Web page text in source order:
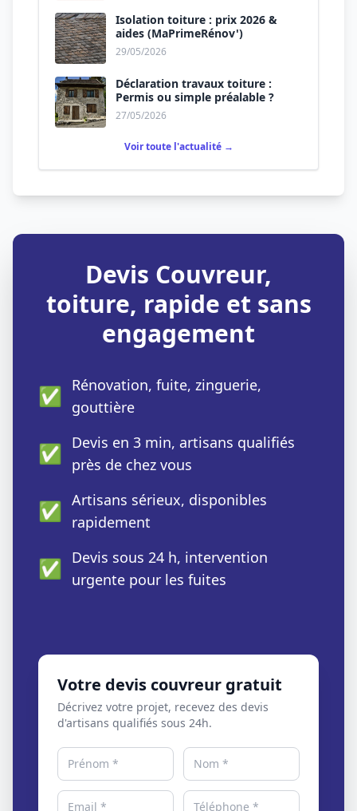
Isolation toiture : prix 2026 &
aides (MaPrimeRénov')
29/05/2026
Déclaration travaux toiture :
Permis ou simple préalable ?
27/05/2026
Voir toute l'actualité →
Devis Couvreur,
toiture, rapide et sans
engagement
✅ Rénovation, fuite, zinguerie,
gouttière
✅ Devis en 3 min, artisans qualifiés
près de chez vous
✅ Artisans sérieux, disponibles
rapidement
✅ Devis sous 24 h, intervention
urgente pour les fuites
Votre devis couvreur gratuit
Décrivez votre projet, recevez des devis
d'artisans qualifiés sous 24h.